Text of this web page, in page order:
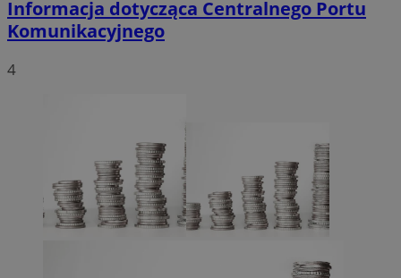
Informacja dotycząca Centralnego Portu
Komunikacyjnego
4